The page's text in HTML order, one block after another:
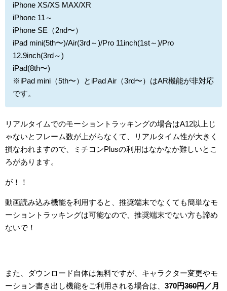
iPhone XS/XS MAX/XR
iPhone 11～
iPhone SE（2nd〜）
iPad mini(5th〜)/Air(3rd～)/Pro 11inch(1st～)/Pro
12.9inch(3rd～)
iPad(8th〜)
※iPad mini（5th〜）とiPad Air（3rd〜）はAR機能が非対応
です。
リアルタイムでのモーショントラッキングの場合はA12以上じ
ゃないとフレーム数が上がらなくて、リアルタイム性が大きく
損なわれますので、ミチコンPlusの利用はなかなか難しいとこ
ろがあります。
が！！
動画読み込み機能を利用すると、推奨端末でなくても簡単なモ
ーショントラッキングは可能なので、推奨端末でない方も諦め
ないで！
また、ダウンロード自体は無料ですが、キャラクター変更やモ
ーション書き出し機能をご利用される場合は、 370円360円／月